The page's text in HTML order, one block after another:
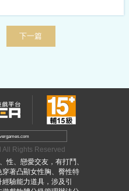
下一篇
All Rights Reserved
性、戀愛交友，有打鬥、
著凸顯女性胸、臀性特
驗能力道具，涉及引